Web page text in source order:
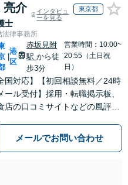
亮介
士
インタビュ
ーを見る
東京都
法律事務所
港
区
赤坂見附
駅 から徒
歩3分
営業時間：10:00~
20:55（土日祝
日）
国対応】【初回相談無料／24時
ール受付】採用・転職掲示板、
店の口コミサイトなどの風評被
類を問わず相談可。可能な限り
対応で駆けつけサポート【労
メールでお問い合わせ